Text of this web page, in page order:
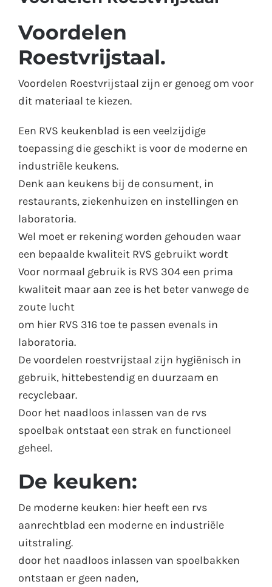
Voordelen
Roestvrijstaal.
Voordelen Roestvrijstaal zijn er genoeg om voor
dit materiaal te kiezen.
Een RVS keukenblad is een veelzijdige
toepassing die geschikt is voor de moderne en
industriële keukens.
Denk aan keukens bij de consument, in
restaurants, ziekenhuizen en instellingen en
laboratoria.
Wel moet er rekening worden gehouden waar
een bepaalde kwaliteit RVS gebruikt wordt
Voor normaal gebruik is RVS 304 een prima
kwaliteit maar aan zee is het beter vanwege de
zoute lucht
om hier RVS 316 toe te passen evenals in
laboratoria.
De voordelen roestvrijstaal zijn hygiënisch in
gebruik, hittebestendig en duurzaam en
recyclebaar.
Door het naadloos inlassen van de rvs
spoelbak ontstaat een strak en functioneel
geheel.
De keuken:
De moderne keuken: hier heeft een rvs
aanrechtblad een moderne en industriële
uitstraling.
door het naadloos inlassen van spoelbakken
ontstaan er geen naden,